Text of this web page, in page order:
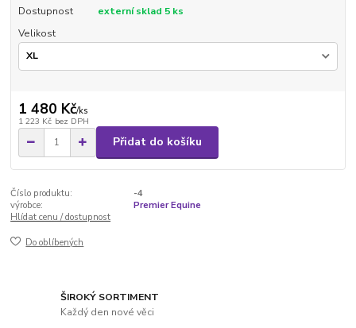
Dostupnost
externí sklad 5 ks
Velikost
1 480 Kč/ks
1 223 Kč bez DPH
Přidat do košíku
Číslo produktu:
-4
výrobce:
Premier Equine
Hlídat cenu / dostupnost
Do oblíbených
ŠIROKÝ SORTIMENT
Každý den nové věci